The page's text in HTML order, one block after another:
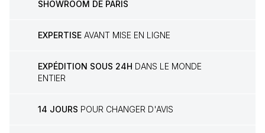
SHOWROOM DE PARIS
EXPERTISE AVANT MISE EN LIGNE
EXPÉDITION SOUS 24H DANS LE MONDE
ENTIER
14 JOURS POUR CHANGER D'AVIS